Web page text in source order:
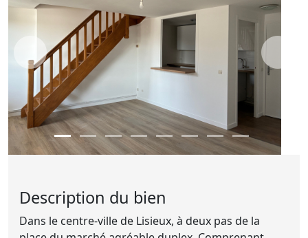
Description du bien
Dans le centre-ville de Lisieux, à deux pas de la